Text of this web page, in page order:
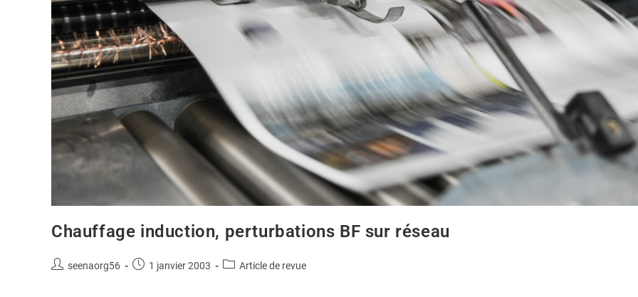
Chauffage induction, perturbations BF sur réseau
seenaorg56 1 janvier 2003 Article de revue